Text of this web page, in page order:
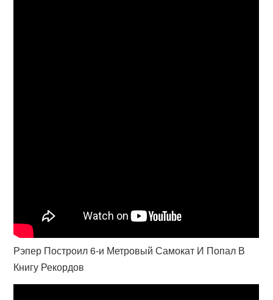
Рэпер Построил 6-и Метровый Самокат И Попал В
Книгу Рекордов